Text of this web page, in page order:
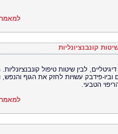
קונבנציונליות
לבין שיטות טיפול קונבנציונליות.
וביו-פידבק עשויות לחזק את הגוף והנפש,
הטבעי.